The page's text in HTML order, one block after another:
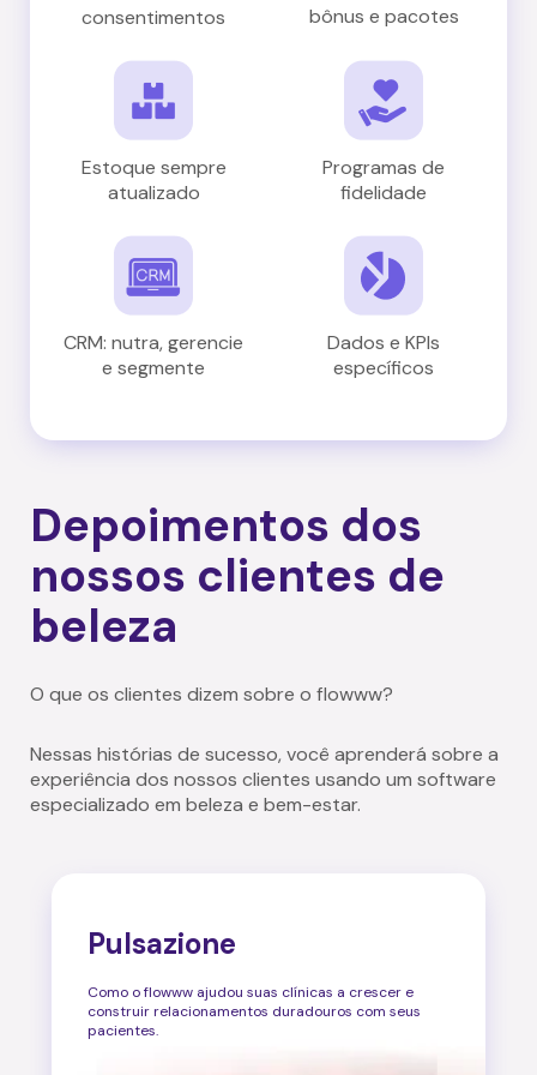
consentimentos
bônus e pacotes
Estoque sempre
atualizado
Programas de
fidelidade
CRM: nutra, gerencie
e segmente
Dados e KPIs
específicos
Depoimentos dos
nossos clientes de
beleza
O que os clientes dizem sobre o flowww?
Nessas histórias de sucesso, você aprenderá sobre a
experiência dos nossos clientes usando um software
especializado em beleza e bem-estar.
Pulsazione
Como o flowww ajudou suas clínicas a crescer e
construir relacionamentos duradouros com seus
pacientes.